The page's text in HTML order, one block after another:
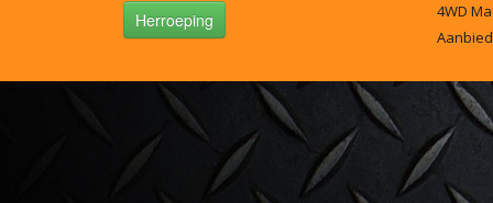
Herroeping
4WD